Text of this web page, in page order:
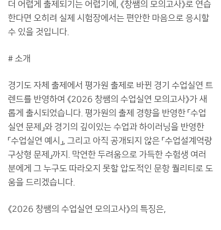
더 어렵게 출제되기는 어렵기에, 《창쌤의 모의고사》로 연습
한다면 오히려 실제 시험장에서는 편안한 마음으로 응시할
수 있을 것입니다.
# 소개
경기도 자체 출제에서 평가원 출제로 바뀐 경기 수업실연 트
렌드를 반영하여 《2026 창쌤의 수업실연 모의고사》가 새
롭게 출시되었습니다. 평가원의 출제 경향을 반영한 「수업
실연 문제」와 경기의 깊이있는 수업과 하이러닝을 반영한
「수업실연 예시」, 그리고 아직 공개되지 않은 「수업설계역량
구상형 문제」까지. 막연한 두려움으로 가득한 수험생 여러
분에게 그 누구도 따라오지 못할 압도적인 문항 퀄리티로 도
움을 드리겠습니다.
《2026 창쌤의 수업실연 모의고사》의 특징은,